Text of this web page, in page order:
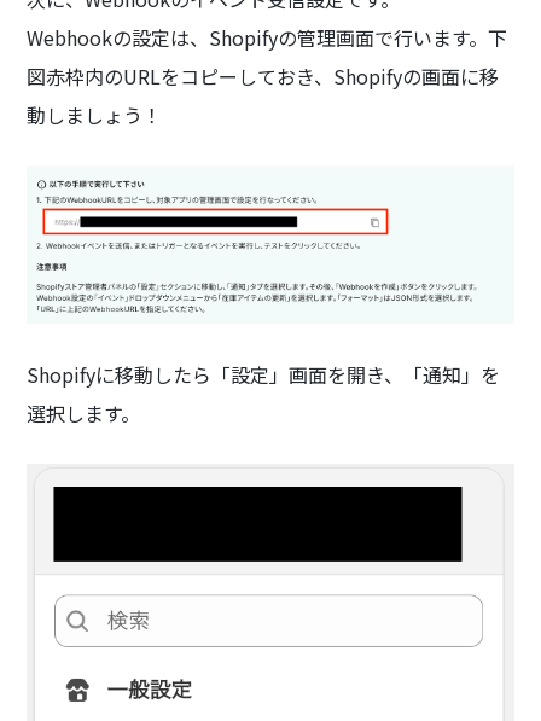
Webhookの設定は、Shopifyの管理画面で行います。下
図赤枠内のURLをコピーしておき、Shopifyの画面に移
動しましょう！
Shopifyに移動したら「設定」画面を開き、「通知」を
選択します。